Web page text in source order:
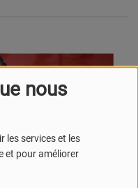
nous
les services et les
et pour améliorer